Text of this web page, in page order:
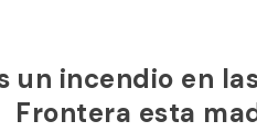
un incendio en
Frontera esta